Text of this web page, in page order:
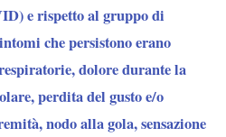
e rispetto al gruppo di
che persistono erano
dolore durante la
perdita del gusto e/o
nodo alla gola, sensazione